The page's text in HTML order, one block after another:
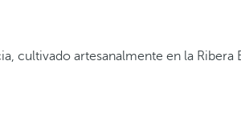
cultivado artesanalmente en la